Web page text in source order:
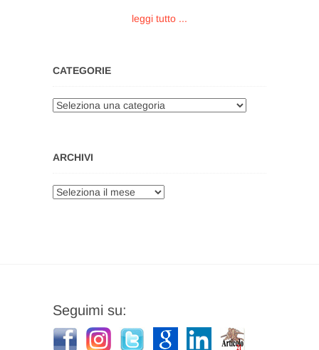
leggi tutto ...
CATEGORIE
Categorie
ARCHIVI
Archivi
Seguimi su: